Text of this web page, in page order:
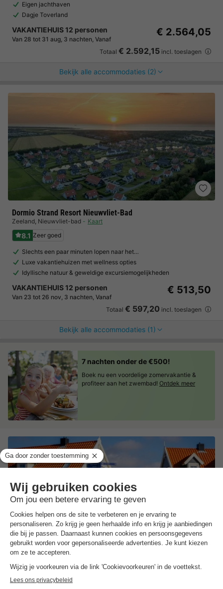
Eigen jachthaven
Dagje Toverland
VAKANTIEHUIS 12 personen
Van 28 tot 31 aug, 3 nachten, Vanaf
€ 2.564,05
Totaal € 2.592,15 incl. toeslagen
Bekijk alle accommodaties (2)
Dormio Strand Resort Nieuwvliet-Bad
Zeeland, Nieuwvliet-bad Kaart
8.1 Zeer goed
Slechts een paar minuten lopen naar het…
Luxe vakantiehuizen met wellness opties
Idyllische natuur & geweldige excursiemogelijkheden
VAKANTIEHUIS 12 personen
Van 23 tot 26 nov, 3 nachten, Vanaf
€ 513,50
Totaal € 597,20 incl. toeslagen
Bekijk alle accommodaties (1)
Landal Beach Resort Ooghduyne
Noord-holland,Julianadorp Aan Zee Kaart
7.9 Goed
7 nachten onder de €500!
Boek nu een voordelige zomervakantie &
profiteer aan het zwembad! Ontdek meer